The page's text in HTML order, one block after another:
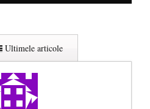
Ultimele articole